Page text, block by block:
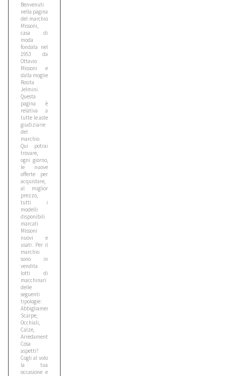
Bitelli
10
Bmw
5
Bobcat
1
Bomag
Case
Caterpillar
1
Cat
1
Cea
Cebora
2
Benvenuti
nella pagina
del marchio
Missoni,
casa di
moda
fondata nel
1953 da
Ottavio
Missoni e
dalla moglie
Rosita
Jelmini.
Questa
pagina è
relativa a
tutte le aste
giudiziarie
del
marchio.
Qui potrai
trovare,
ogni giorno,
le nuove
offerte per
acquistare,
al miglior
prezzo,
tutti i
modelli
disponibili
marcati
Missoni
nuovi e
usati. Per il
marchio
sono in
vendita
lotti di
macchinari
delle
seguenti
tipologie:
Abbigliamento,
Scarpe,
Occhiali,
Calze,
Arredamento...
Cosa
aspetti?
Cogli al volo
la tua
occasione e